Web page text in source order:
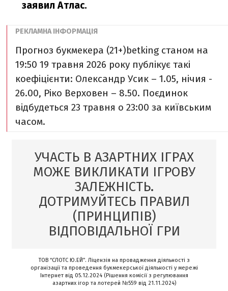
заявил Атлас.
Прогноз букмекера (21+)betking станом на
19:50 19 травня 2026 року публікує такі
коефіцієнти: Олександр Усик – 1.05, нічия -
26.00, Ріко Верховен – 8.50. Поєдинок
відбудеться 23 травня o 23:00 за київським
часом.
УЧАСТЬ В АЗАРТНИХ ІГРАХ
МОЖЕ ВИКЛИКАТИ ІГРОВУ
ЗАЛЕЖНІСТЬ.
ДОТРИМУЙТЕСЬ ПРАВИЛ
(ПРИНЦИПІВ)
ВІДПОВІДАЛЬНОЇ ГРИ
ТОВ “СЛОТС Ю.ЕЙ”. Ліцензія на провадження діяльності з
організації та проведення букмекерської діяльності у мережі
Інтернет від 05.12.2024 (Рішення комісії з регулювання
азартних ігор та лотерей №559 від 21.11.2024)